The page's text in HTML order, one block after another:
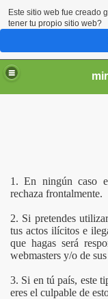
1. En ningún caso
rechaza frontalmente.
2. Si pretendes
tus actos ilícitos e
que hagas será
webmasters y/o de
3. Si en tú país, este
eres el culpable de
Este sitio web fue creado
tener tu propio sitio web?